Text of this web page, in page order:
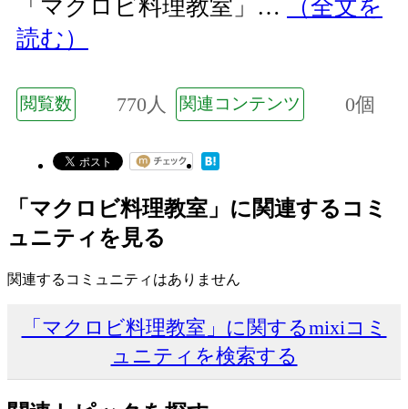
「マクロビ料理教室」…
（全文を
読む）
閲覧数 770人 関連コンテンツ 0個
「マクロビ料理教室」に関連するコミ
ュニティを見る
関連するコミュニティはありません
「マクロビ料理教室」に関するmixiコミ
ュニティを検索する